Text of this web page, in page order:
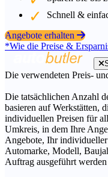
Schnell &
Angebote erhalten
*Wie die Preise &
Die verwendeten Preis-
Die tatsächlichen Anzahl
basieren auf Werkstätten,
individuellen Preisen für
Umkreis, in dem Ihre
Angebote, Ihr
Automarke, Modell,
Auftrag ausgeführt